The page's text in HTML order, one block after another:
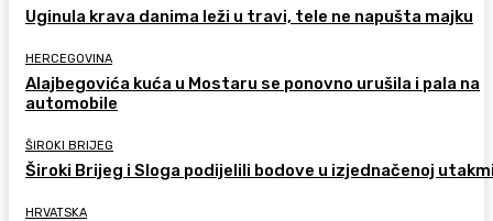
Uginula krava danima leži u travi, tele ne napušta majku
HERCEGOVINA
Alajbegovića kuća u Mostaru se ponovno urušila i pala na
automobile
ŠIROKI BRIJEG
Široki Brijeg i Sloga podijelili bodove u izjednačenoj
HRVATSKA